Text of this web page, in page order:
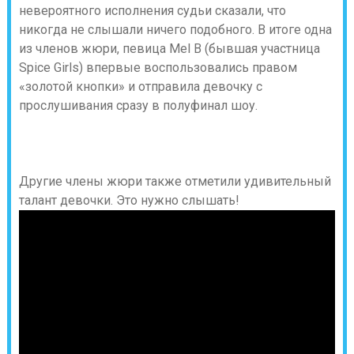
невероятного исполнения судьи сказали, что
никогда не слышали ничего подобного. В итоге одна
из членов жюри, певица Mel B (бывшая участница
Spice Girls) впервые воспользовались правом
«золотой кнопки» и отправила девочку с
прослушивания сразу в полуфинал шоу.
Другие члены жюри также отметили удивительный
талант девочки. Это нужно слышать!